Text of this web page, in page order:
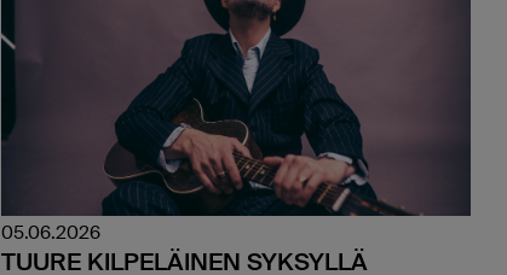
05.06.2026
TUURE KILPELÄINEN SYKSYLLÄ